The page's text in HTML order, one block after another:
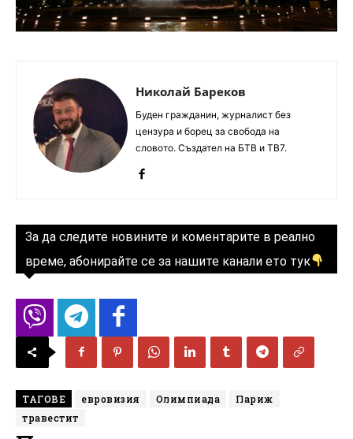
Николай Бареков
Буден гражданин, журналист без
цензура и борец за свобода на
словото. Създател на БТВ и ТВ7.
За да следите новините и коментарите в реално
време, абонирайте се за нашите канали ето тук
ТАГОВЕ евровизия Олимпиада
Париж
травестит